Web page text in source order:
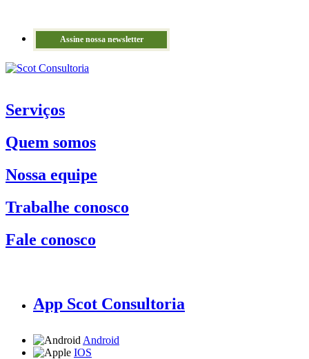
Assine nossa newsletter
Serviços
Quem somos
Nossa equipe
Trabalhe conosco
Fale conosco
App Scot Consultoria
Android
IOS